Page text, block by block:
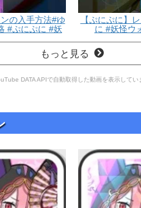
の入手方法#ゆ
#ぷにぷに #妖
【ぷにぷに】
に #妖怪ウ
もっと見る
DATA APIで自動取得した動画を表示してい